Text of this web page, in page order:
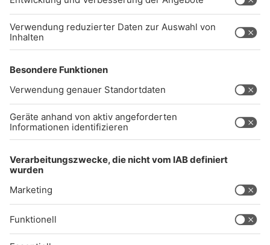
Impressum
Audiothek
Unexpected Application Error!
crypto.randomUUID is not a function